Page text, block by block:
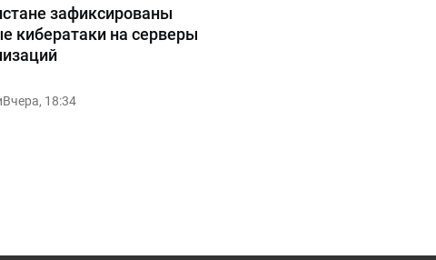
зафиксированы
кибератаки на серверы
Вчера, 18:34